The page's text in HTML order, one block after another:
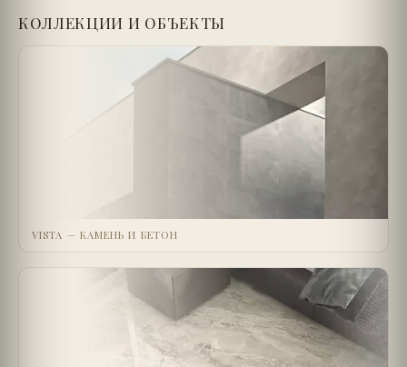
КОЛЛЕКЦИИ И ОБЪЕКТЫ
VISTA — КАМЕНЬ И БЕТОН